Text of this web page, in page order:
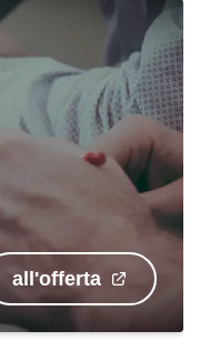
all'offerta